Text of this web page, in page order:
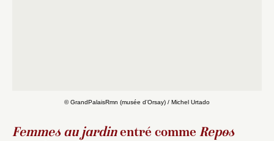
© GrandPalaisRmn (musée d’Orsay) / Michel Urtado
Femmes au jardinentré comme Repos